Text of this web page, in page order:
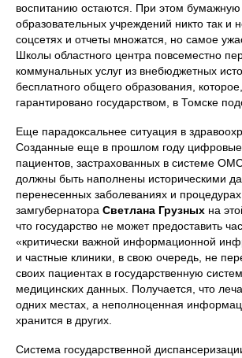
воспитанию остаются. При этом бумажную
образовательных учреждений никто так и
соцсетях и отчеты множатся, но самое
Школы областного центра повсеместно
коммунальных услуг из внебюджетных
бесплатного общего образования, которое,
гарантировано государством, в Томске
Еще парадоксальнее ситуация в
Созданные еще в прошлом году
пациентов, застрахованных в системе
должны быть наполнены историческими
перенесенных заболеваниях и
замгубернатора Светлана Грузных на
что государство не может предоставить
«критически важной информационной
и частные клиники, в свою очередь, не
своих пациентах в государственную
медицинских данных. Получается, что
одних местах, а неполноценная
хранится в других.
Система государственной